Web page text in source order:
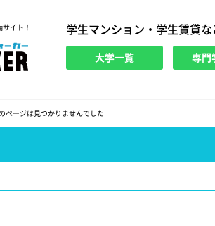
イト！ 学生マンション・学生賃貸
大学一覧 専門
ページは見つかりませんでした